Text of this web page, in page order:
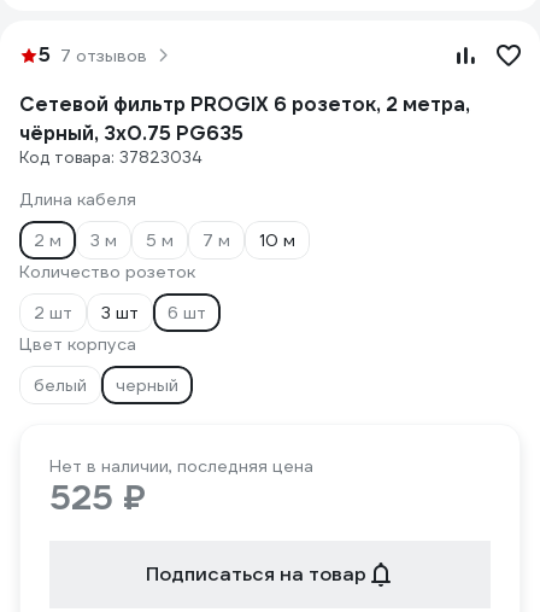
5 7 отзывов
Сетевой фильтр PROGIX 6 розеток, 2 метра,
чёрный, 3x0.75 PG635
Код товара: 37823034
Длина кабеля
2 м
3 м 5 м 7 м
10 м
Количество розеток
2 шт
3 шт
6 шт
Цвет корпуса
белый
черный
Нет в наличии, последняя цена
525 ₽
Подписаться на товар